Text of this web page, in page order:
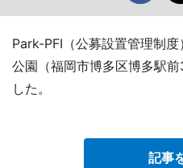
Park-PFI（公募設置管理制
公園（福岡市博多区博多駅
した。
記事